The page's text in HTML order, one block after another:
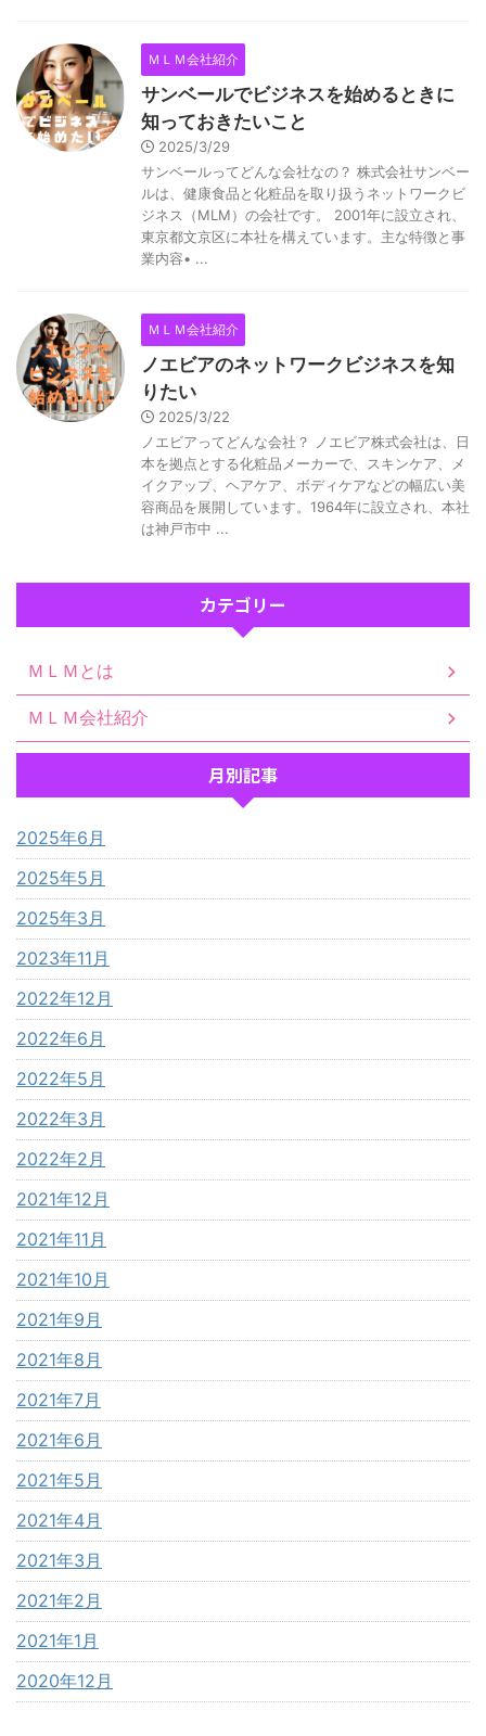
ＭＬＭ会社紹介
サンベールでビジネスを始めるときに
知っておきたいこと
2025/3/29
サンベールってどんな会社なの？ 株式会社サンベー
ルは、健康食品と化粧品を取り扱うネットワークビ
ジネス（MLM）の会社です。 2001年に設立され、
東京都文京区に本社を構えています。主な特徴と事
業内容• ...
ＭＬＭ会社紹介
ノエビアのネットワークビジネスを知
りたい
2025/3/22
ノエビアってどんな会社？ ノエビア株式会社は、日
本を拠点とする化粧品メーカーで、スキンケア、メ
イクアップ、ヘアケア、ボディケアなどの幅広い美
容商品を展開しています。1964年に設立され、本社
は神戸市中 ...
カテゴリー
ＭＬＭとは
ＭＬＭ会社紹介
月別記事
2025年6月
2025年5月
2025年3月
2023年11月
2022年12月
2022年6月
2022年5月
2022年3月
2022年2月
2021年12月
2021年11月
2021年10月
2021年9月
2021年8月
2021年7月
2021年6月
2021年5月
2021年4月
2021年3月
2021年2月
2021年1月
2020年12月